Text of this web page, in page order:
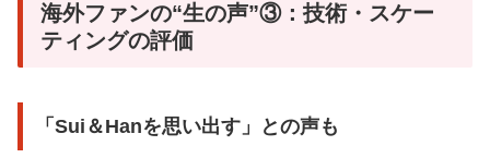
海外ファンの“生の声”③：技術・スケー
ティングの評価
「Sui＆Hanを思い出す」との声も